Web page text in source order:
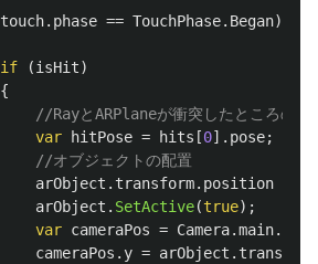
touch. phase == TouchPhase. Began)
if
(isHit)
{
//RayとARPlaneが衝突したところの
var
hitPose = hits [0]. pose;
//オブジェクトの配置
arObject . transform. position
arObject . SetActive(true);
var cameraPos = Camera.main.
cameraPos . y = arObject . transform